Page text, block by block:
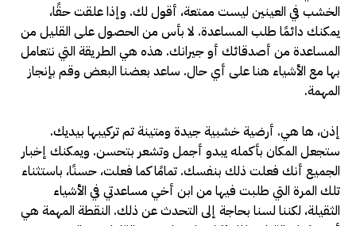
الخشب في العينين ليست ممتعة، أقول لك. وإذا علقت حقًا،
يمكنك دائمًا طلب المساعدة. لا بأس من الحصول على القليل من
المساعدة من أصدقائك أو جيرانك. هذه هي الطريقة التي نتعامل
بها مع الأشياء هنا على أي حال. ساعد بعضنا البعض وقم بإنجاز
المهمة.
إذن، ها هي. أرضية خشبية جيدة ومتينة تم تركيبها بيديك.
ستجعل المكان بأكمله يبدو أجمل وتشعر بتحسن. ويمكنك إخبار
الجميع أنك فعلت ذلك بنفسك. تمامًا كما فعلت، حسنًا، باستثناء
تلك المرة التي طلبت فيها من ابن أخي مساعدتي في الأشياء
الثقيلة، لكننا لسنا بحاجة إلى التحدث عن ذلك. النقطة المهمة هي